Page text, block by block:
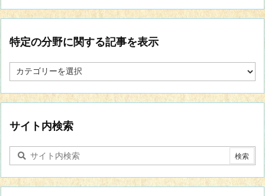
特定の分野に関する記事を表示
定
分
に
関
す
記
事
を
サイト内検索